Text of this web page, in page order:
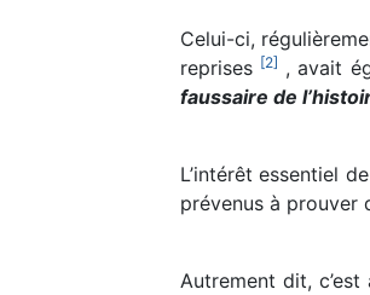
Celui-ci,
reprises [2] , avait
faussaire de
L’intérêt essentiel
prévenus à prouver
Autrement dit,